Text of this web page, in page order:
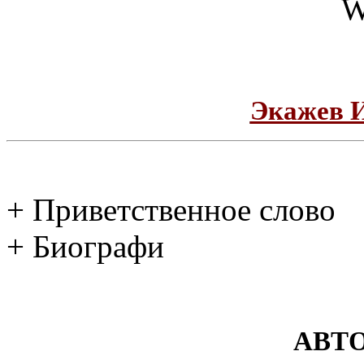
Экажев
+ Приветственное слово
+ Биографи